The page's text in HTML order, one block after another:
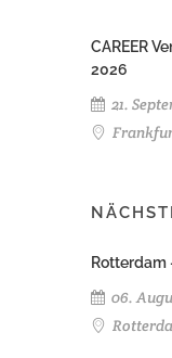
CAREER
2026
21.
Rotterdam
06.